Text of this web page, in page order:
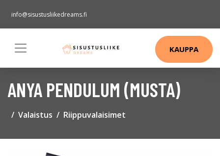
info@sisustusliikedreams.fi
KAUPPA
ANYA PENDULUM (MUSTA)
Valaistus Riippuvalaisimet